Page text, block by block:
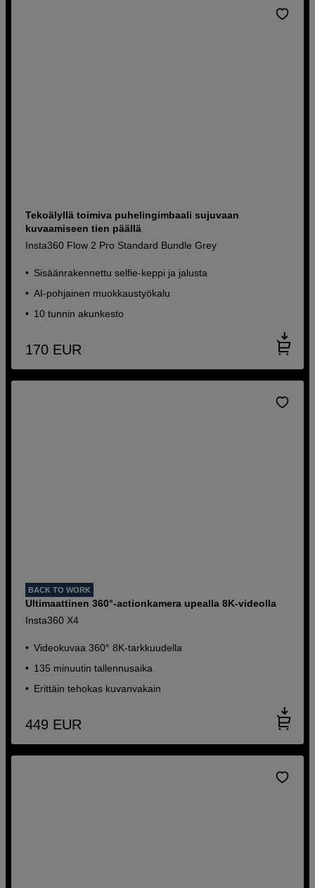
Tekoälyllä toimiva puhelingimbaali sujuvaan
kuvaamiseen tien päällä
Insta360 Flow 2 Pro Standard Bundle Grey
Sisäänrakennettu selfie-keppi ja jalusta
AI-pohjainen muokkaustyökalu
10 tunnin akunkesto
170 EUR
BACK TO WORK
Ultimaattinen 360°-actionkamera upealla 8K-videolla
Insta360 X4
Videokuvaa 360° 8K-tarkkuudella
135 minuutin tallennusaika
Erittäin tehokas kuvanvakain
449 EUR